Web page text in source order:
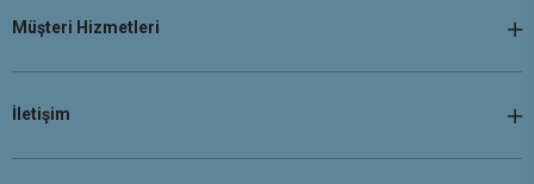
Müşteri Hizmetleri
İletişim